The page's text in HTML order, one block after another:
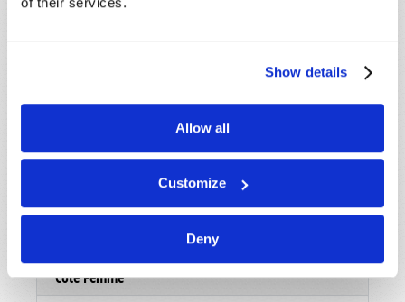
Show details
Allow all
Customize
Deny
Lire
Commentaire
Côté Femme